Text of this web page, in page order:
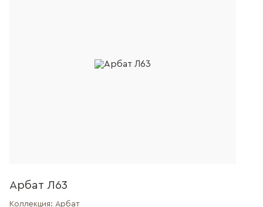
Арбат Л63
Коллекция: Арбат